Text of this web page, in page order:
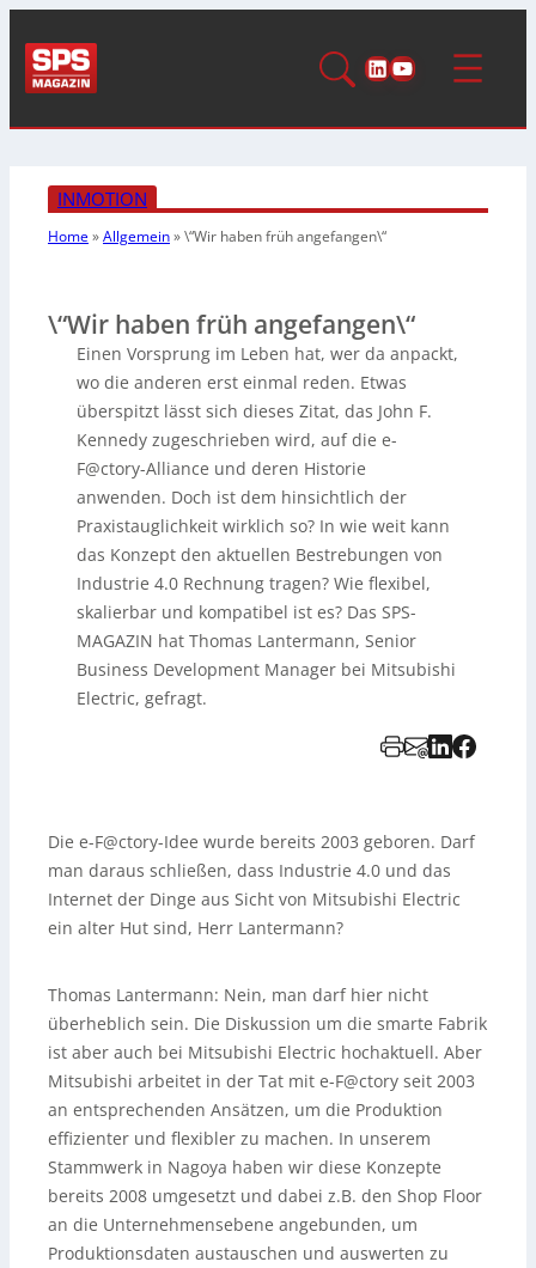
LinkedIn
YouTube
INMOTION
Home»Allgemein»\“Wir haben früh angefangen\“
\“Wir haben früh angefangen\“
Einen Vorsprung im Leben hat, wer da anpackt,
wo die anderen erst einmal reden. Etwas
überspitzt lässt sich dieses Zitat, das John F.
Kennedy zugeschrieben wird, auf die e-
F@ctory-Alliance und deren Historie
anwenden. Doch ist dem hinsichtlich der
Praxistauglichkeit wirklich so? In wie weit kann
das Konzept den aktuellen Bestrebungen von
Industrie 4.0 Rechnung tragen? Wie flexibel,
skalierbar und kompatibel ist es? Das SPS-
MAGAZIN hat Thomas Lantermann, Senior
Business Development Manager bei Mitsubishi
Electric, gefragt.
Die e-F@ctory-Idee wurde bereits 2003 geboren. Darf
man daraus schließen, dass Industrie 4.0 und das
Internet der Dinge aus Sicht von Mitsubishi Electric
ein alter Hut sind, Herr Lantermann?
Thomas Lantermann: Nein, man darf hier nicht
überheblich sein. Die Diskussion um die smarte Fabrik
ist aber auch bei Mitsubishi Electric hochaktuell. Aber
Mitsubishi arbeitet in der Tat mit e-F@ctory seit 2003
an entsprechenden Ansätzen, um die Produktion
effizienter und flexibler zu machen. In unserem
Stammwerk in Nagoya haben wir diese Konzepte
bereits 2008 umgesetzt und dabei z.B. den Shop Floor
an die Unternehmensebene angebunden, um
Produktionsdaten austauschen und auswerten zu